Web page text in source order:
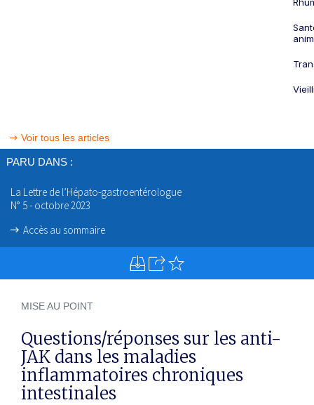
Voir tous les articles
PARU DANS :
La Lettre de l’Hépato-gastroentérologue
N° 5 - octobre 2023
Accès au sommaire
MISE AU POINT
Questions/réponses sur les anti-
JAK dans les maladies
inflammatoires chroniques
intestinales